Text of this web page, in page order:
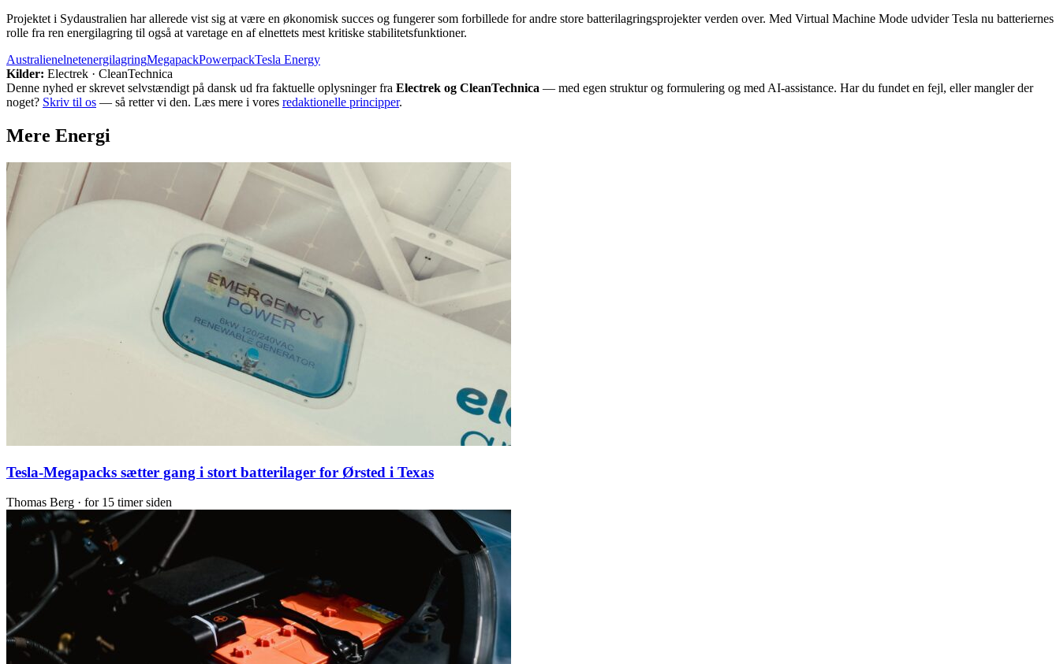
Projektet i Sydaustralien har allerede vist sig at være en økonomisk succes og fungerer som forbillede for andre store batterilagringsprojekter verden over. Med Virtual Machine Mode udvider Tesla nu batteriernes
rolle fra ren energilagring til også at varetage en af elnettets mest kritiske stabilitetsfunktioner.
AustralienelnetenergilagringMegapackPowerpackTesla Energy
Kilder: Electrek · CleanTechnica
Denne nyhed er skrevet selvstændigt på dansk ud fra faktuelle oplysninger fra Electrek og CleanTechnica — med egen struktur og formulering og med AI-assistance. Har du fundet en fejl, eller mangler der
noget? Skriv til os — så retter vi den. Læs mere i vores redaktionelle principper.
Mere Energi
Tesla-Megapacks sætter gang i stort batterilager for Ørsted i Texas
Thomas Berg · for 15 timer siden